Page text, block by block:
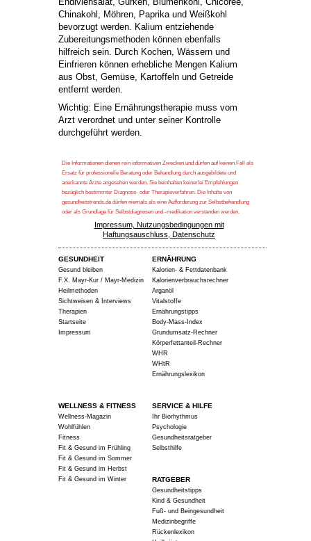
Chinakohl, Möhren, Paprika und Weißkohl
bevorzugt werden. Kalium entziehende
Zubereitungsmethoden können ebenfalls
hilfreich sein. Durch Kochen, Wässern und
Einfrieren können erhebliche Mengen Kalium
aus Obst, Gemüse, Kartoffeln und Getreide
entfernt werden.
Wichtig: Eine Ernährungstherapie muss vom
Arzt verordnet und unter seiner Kontrolle
durchgeführt werden.
Die Informationen dienen rein informativen Zwecken und dürfen auf keinen Fall als
Ersatz für professionelle Beratung oder Behandlung durch ausgebildete und
anerkannte Ärzte angesehen werden. Sie beinhalten keinerlei Empfehlungen
bezüglich bestimmter Diagnose- oder Therapieverfahren. Die Inhalte von
gesundheitstrends.de dürfen niemals als eine Aufforderung zur Selbstbehandlung
oder als Grundlage für Selbstdiagnosen und -medikation verstanden werden.
Impressum, Nutzungsbedingungen mit
Haftungsauschluss, Datenschutz
GESUNDHEIT
Gesund bleiben
F.X. Mayr-Kur / Mayr-Medizin
Heilmethoden
Sichtweisen & Interviews
Therapien
Startseite
Impressum
ERNÄHRUNG
Kalorien- & Fettdatenbank
Kalorienverbrauchsrechner
Arganöl
Vitalstoffe
Ernährungstipps
Body-Mass-Index
Grundumsatz-Rechner
Körperfettanteil-Rechner
WHR
WHtR
Ernährungslexikon
WELLNESS & FITNESS
Wellness-Magazin
Wohlfühlen
Fitness
Fit & Gesund im Frühling
Fit & Gesund im Sommer
Fit & Gesund im Herbst
Fit & Gesund im Winter
SERVICE & HILFE
Ihr Biorhythmus
Psychologie
Gesundheitsratgeber
Selbsthilfe
RATGEBER
Gesundheitstipps
Kind & Gesundheit
Fuß- und Beingesundheit
Medizinbegriffe
Rückenlexikon